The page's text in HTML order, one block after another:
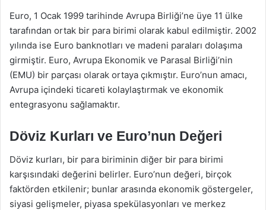
Euro, 1 Ocak 1999 tarihinde Avrupa Birliği’ne üye 11 ülke
tarafından ortak bir para birimi olarak kabul edilmiştir. 2002
yılında ise Euro banknotları ve madeni paraları dolaşıma
girmiştir. Euro, Avrupa Ekonomik ve Parasal Birliği’nin
(EMU) bir parçası olarak ortaya çıkmıştır. Euro’nun amacı,
Avrupa içindeki ticareti kolaylaştırmak ve ekonomik
entegrasyonu sağlamaktır.
Döviz Kurları ve Euro’nun Değeri
Döviz kurları, bir para biriminin diğer bir para birimi
karşısındaki değerini belirler. Euro’nun değeri, birçok
faktörden etkilenir; bunlar arasında ekonomik göstergeler,
siyasi gelişmeler, piyasa spekülasyonları ve merkez